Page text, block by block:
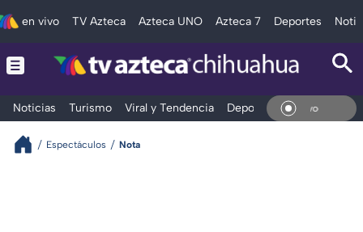
en vivo TV Azteca Azteca UNO Azteca 7 Deportes
Noticias Turismo Viral y Tendencia Deportes Espectáculos
En
Espectáculos Nota